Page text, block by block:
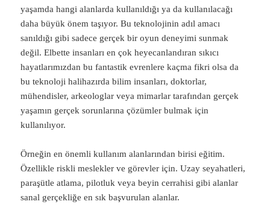
yaşamda hangi alanlarda kullanıldığı ya da kullanılacağı
daha büyük önem taşıyor. Bu teknolojinin adıl amacı
sanıldığı gibi sadece gerçek bir oyun deneyimi sunmak
değil. Elbette insanları en çok heyecanlandıran sıkıcı
hayatlarımızdan bu fantastik evrenlere kaçma fikri olsa da
bu teknoloji halihazırda bilim insanları, doktorlar,
mühendisler, arkeologlar veya mimarlar tarafından gerçek
yaşamın gerçek sorunlarına çözümler bulmak için
kullanılıyor.
Örneğin en önemli kullanım alanlarından birisi eğitim.
Özellikle riskli meslekler ve görevler için. Uzay seyahatleri,
paraşütle atlama, pilotluk veya beyin cerrahisi gibi alanlar
sanal gerçekliğe en sık başvurulan alanlar.